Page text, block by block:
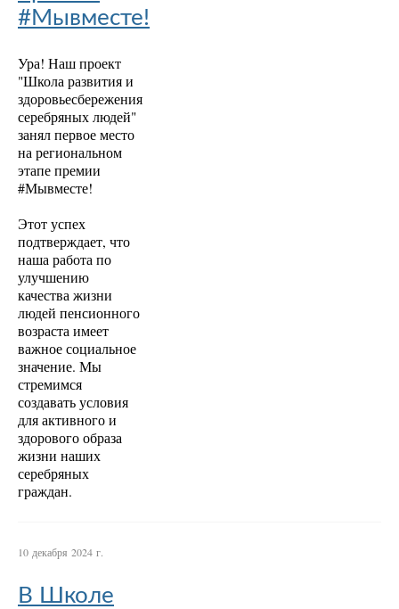
#Мывместе!
Ура! Наш проект
"Школа развития и
здоровьесбережения
серебряных людей"
занял первое место
на региональном
этапе премии
#Мывместе!
Этот успех
подтверждает, что
наша работа по
улучшению
качества жизни
людей пенсионного
возраста имеет
важное социальное
значение. Мы
стремимся
создавать условия
для активного и
здорового образа
жизни наших
серебряных
граждан.
10 декабря 2024 г.
В Школе